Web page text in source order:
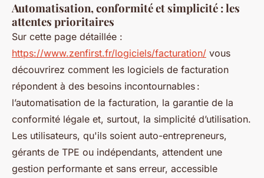
Automatisation, conformité et simplicité : les
attentes prioritaires
Sur cette page détaillée :
https://www.zenfirst.fr/logiciels/facturation/ vous
découvrirez comment les logiciels de facturation
répondent à des besoins incontournables :
l’automatisation de la facturation, la garantie de la
conformité légale et, surtout, la simplicité d’utilisation.
Les utilisateurs, qu'ils soient auto-entrepreneurs,
gérants de TPE ou indépendants, attendent une
gestion performante et sans erreur, accessible